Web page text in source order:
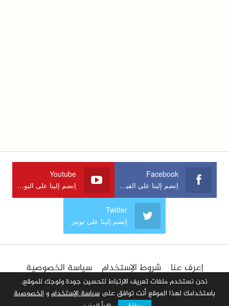
Facebook
اِنضم إلينا على الفيسبوك
Youtube
اِنضم إلينا على اليوتوب
Twitter
اِنضم إلينا على تويتر
اِعرف عنا شروط الإستخدام
سياسة الخصوصية
الإعلان في الموقع
اِتصل بنا أضف مقالا
نحن نستخدم ملفات تعريف الارتباط لتحسين جودة ولوجك للموقع،
باستخدامك لهذا الموقع أنت توافق على سياسة الإستخداموالخصوصية